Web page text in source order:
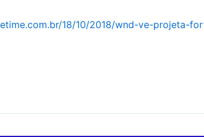
18/10/2018/wnd-ve-projeta-